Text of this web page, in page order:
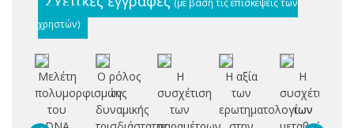
χρηστών)
Μελέτη
πολυμορφισμών
του
Ο ρόλος
της
δυναμικής
Η
συσχέτιση
των
Η αξία
των
ερωτηματολογίων
Η
συσχέτιση
των